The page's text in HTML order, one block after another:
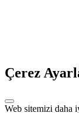
Çerez
Web sitemizi daha